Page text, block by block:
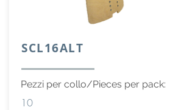
SCL16ALT
Pezzi per collo/Pieces per pack:
10